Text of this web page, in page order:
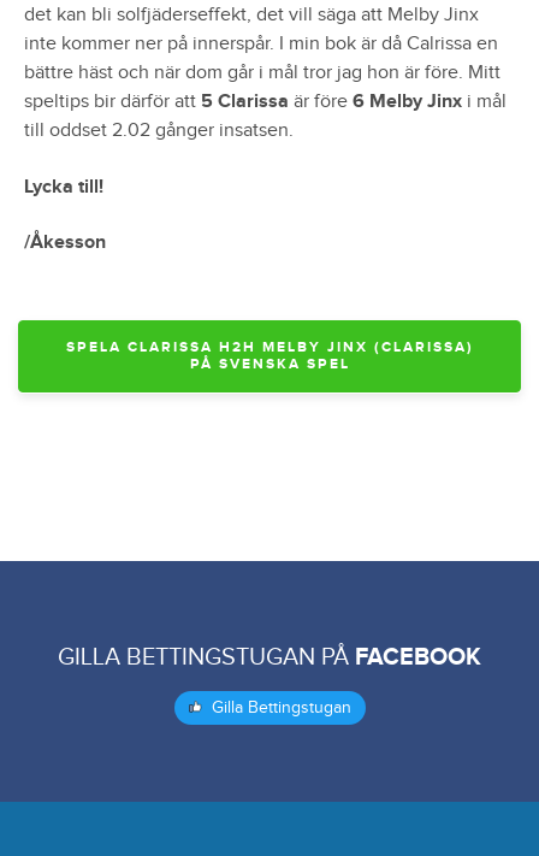
det kan bli solfjäderseffekt, det vill säga att Melby Jinx
inte kommer ner på innerspår. I min bok är då Calrissa en
bättre häst och när dom går i mål tror jag hon är före. Mitt
speltips bir därför att 5 Clarissa är före 6 Melby Jinx i mål
till oddset 2.02 gånger insatsen.
Lycka till!
/Åkesson
SPELA CLARISSA H2H MELBY JINX (CLARISSA)
PÅ SVENSKA SPEL
GILLA BETTINGSTUGAN PÅ FACEBOOK
Gilla Bettingstugan